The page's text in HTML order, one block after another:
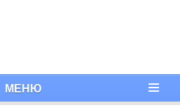
МЕНЮ